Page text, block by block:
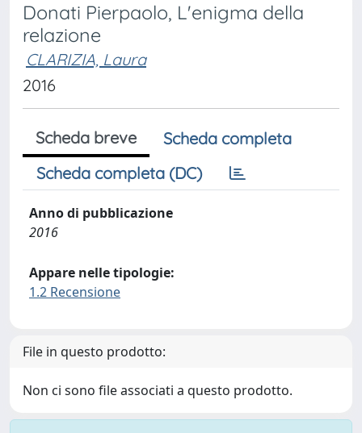
Donati Pierpaolo, L'enigma della
relazione
CLARIZIA, Laura
2016
Scheda breve
Scheda completa
Scheda completa (DC)
Anno di pubblicazione
2016
Appare nelle tipologie:
1.2 Recensione
File in questo prodotto:
Non ci sono file associati a questo prodotto.